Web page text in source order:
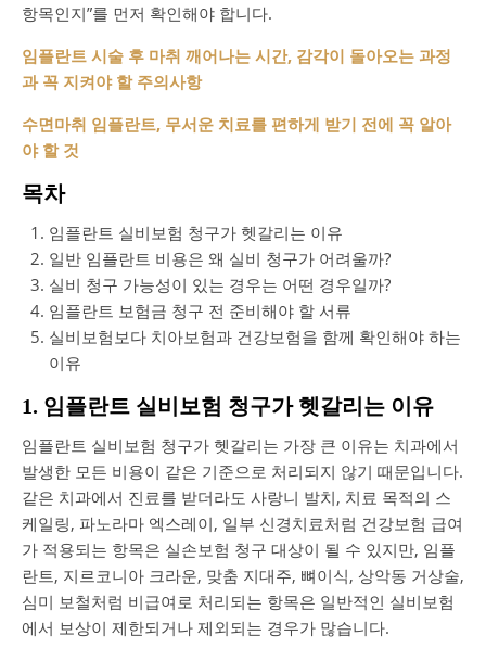
항목인지”를 먼저 확인해야 합니다.
임플란트 시술 후 마취 깨어나는 시간, 감각이 돌아오는 과정
과 꼭 지켜야 할 주의사항
수면마취 임플란트, 무서운 치료를 편하게 받기 전에 꼭 알아
야 할 것
목차
임플란트 실비보험 청구가 헷갈리는 이유
일반 임플란트 비용은 왜 실비 청구가 어려울까?
실비 청구 가능성이 있는 경우는 어떤 경우일까?
임플란트 보험금 청구 전 준비해야 할 서류
실비보험보다 치아보험과 건강보험을 함께 확인해야 하는
이유
1. 임플란트 실비보험 청구가 헷갈리는 이유
임플란트 실비보험 청구가 헷갈리는 가장 큰 이유는 치과에서
발생한 모든 비용이 같은 기준으로 처리되지 않기 때문입니다.
같은 치과에서 진료를 받더라도 사랑니 발치, 치료 목적의 스
케일링, 파노라마 엑스레이, 일부 신경치료처럼 건강보험 급여
가 적용되는 항목은 실손보험 청구 대상이 될 수 있지만, 임플
란트, 지르코니아 크라운, 맞춤 지대주, 뼈이식, 상악동 거상술,
심미 보철처럼 비급여로 처리되는 항목은 일반적인 실비보험
에서 보상이 제한되거나 제외되는 경우가 많습니다.